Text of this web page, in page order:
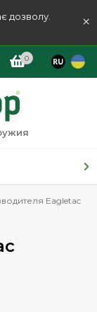
дозволу.
×
0
Eagletac